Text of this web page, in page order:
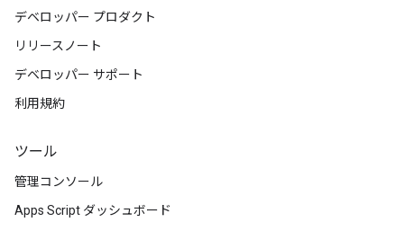
デベロッパー プロダクト
リリースノート
デベロッパー サポート
利用規約
ツール
管理コンソール
Apps Script ダッシュボード